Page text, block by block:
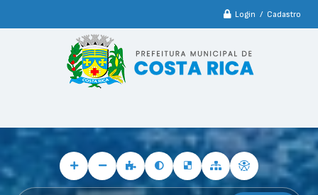
Login / Cadastro